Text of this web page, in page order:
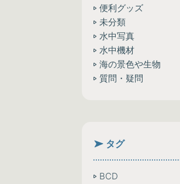
便利グッズ
未分類
水中写真
水中機材
海の景色や生物
質問・疑問
タグ
BCD